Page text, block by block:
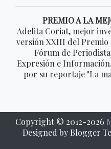
PREMIO A LA
Adelita Coriat, mejor
versión XXIII del
Fórum de
Expresión e
por su reportaje "La
Copyright © 2012-2026
Designed by Blogger